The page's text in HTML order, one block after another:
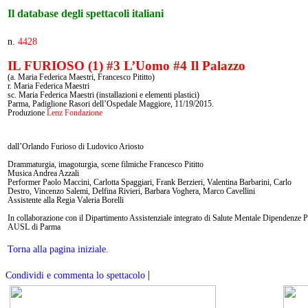
Il database degli spettacoli italiani
n. 4428
IL FURIOSO (1) #3 L’Uomo #4 Il Palazzo
(a. Maria Federica Maestri, Francesco Pititto)
r. Maria Federica Maestri
sc. Maria Federica Maestri (installazioni e elementi plastici)
Parma, Padiglione Rasori dell’Ospedale Maggiore, 11/19/2015.
Produzione Lenz Fondazione
dall’Orlando Furioso di Ludovico Ariosto
Drammaturgia, imagoturgia, scene filmiche Francesco Pititto
Musica Andrea Azzali
Performer Paolo Maccini, Carlotta Spaggiari, Frank Berzieri, Valentina Barbarini, Carlo
Destro, Vincenzo Salemi, Delfina Rivieri, Barbara Voghera, Marco Cavellini
Assistente alla Regia Valeria Borelli
In collaborazione con il Dipartimento Assistenziale integrato di Salute Mentale Dipendenze
AUSL di Parma
Torna alla pagina iniziale.
Condividi e commenta lo spettacolo |